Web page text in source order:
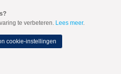
MENU
te verbeteren. Lees meer.
cookie-instellingen